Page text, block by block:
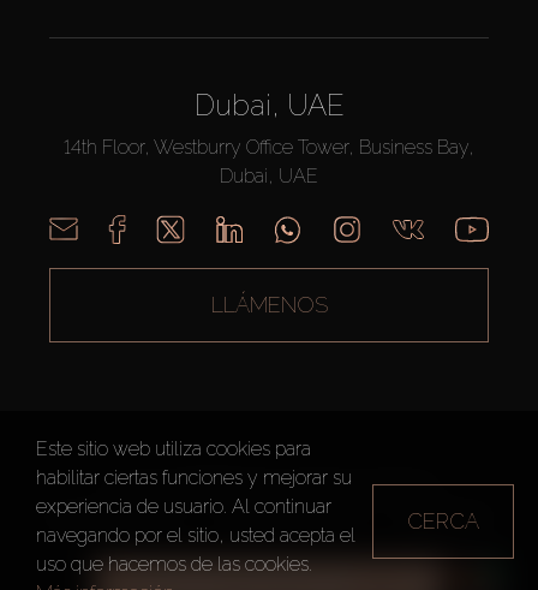
Dubai, UAE
14th Floor, Westburry Office Tower, Business Bay,
Dubai, UAE
LLÁMENOS
AX CAPITAL ©2026 Todos los derechos reservados
Condiciones de Uso
Política de privacidad Mapa del sitio
Este sitio web utiliza cookies para
habilitar ciertas funciones y mejorar su
experiencia de usuario. Al continuar
navegando por el sitio, usted acepta el
uso que hacemos de las cookies.
CERCA